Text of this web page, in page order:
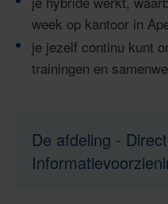
week op kantoor in
je jezelf continu kunt
trainingen en
De afdeling -